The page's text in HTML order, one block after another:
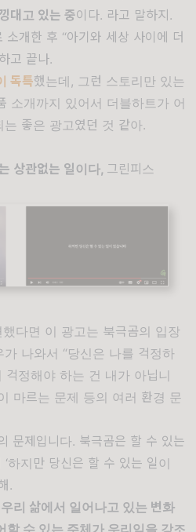
대고 있는 중이다. 라고 말하지.
개한 후 “아기와 세상 사이에 더
고 끝나.
독특했는데, 그런 스토리만 있는
소개까지 있어서 더블하트가 어
좋은 광고였던 것 같아.
상관없는 일이다, 그린피스
다면 이 광고는 북극곰의 입장
가 나와서 “당신은 나를 걱정하
걱정해야 하는 건 내가 아닙니
마르는 문제 등의 여러 환경 문
문제입니다. 북극곰은 할 수 있는
하지만 당신은 할 수 있는 일이
.
리 삶에서 일어나고 있는 변화